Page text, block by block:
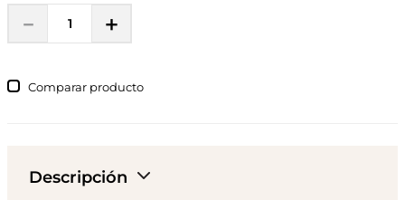
＋
－
Comparar
Descripción